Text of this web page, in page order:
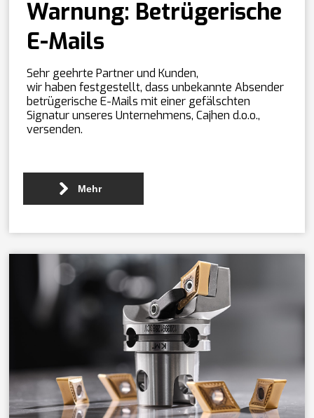
Warnung: Betrügerische
E-Mails
Sehr geehrte Partner und Kunden,
wir haben festgestellt, dass unbekannte Absender
betrügerische E-Mails mit einer gefälschten
Signatur unseres Unternehmens, Cajhen d.o.o.,
versenden.
Mehr